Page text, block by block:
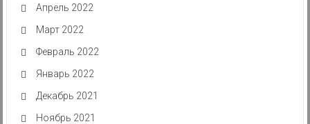
Апрель 2022
Март 2022
Февраль 2022
Январь 2022
Декабрь 2021
Ноябрь 2021